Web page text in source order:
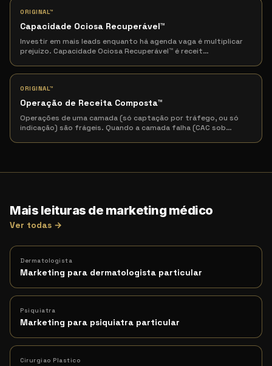
ORIGINAL™
Capacidade Ociosa Recuperável™
Investir em mais leads enquanto há agenda vaga é multiplicar
prejuízo. Capacidade Ociosa Recuperável™ é receit…
ORIGINAL™
Operação de Receita Composta™
Operações de uma camada (só captação por tráfego, ou só
indicação) são frágeis. Quando a camada falha (CAC sob…
Mais leituras de marketing médico
Ver todas →
Dermatologista
Marketing para dermatologista particular
Psiquiatra
Marketing para psiquiatra particular
Cirurgiao Plastico